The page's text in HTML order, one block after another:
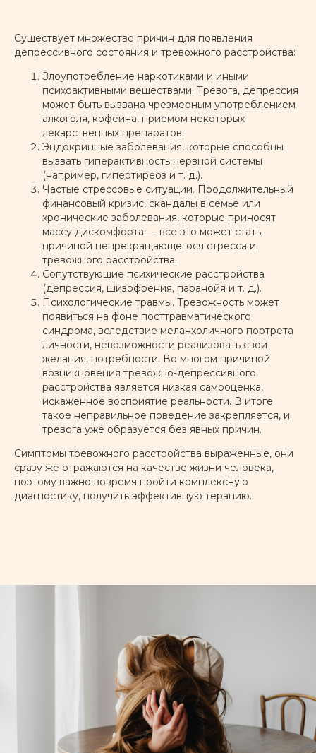
Существует множество причин для появления
депрессивного состояния и тревожного расстройства:
Злоупотребление наркотиками и иными
психоактивными веществами. Тревога, депрессия
может быть вызвана чрезмерным употреблением
алкоголя, кофеина, приемом некоторых
лекарственных препаратов.
Эндокринные заболевания, которые способны
вызвать гиперактивность нервной системы
(например, гипертиреоз и т. д.).
Частые стрессовые ситуации. Продолжительный
финансовый кризис, скандалы в семье или
хронические заболевания, которые приносят
массу дискомфорта — все это может стать
причиной непрекращающегося стресса и
тревожного расстройства.
Сопутствующие психические расстройства
(депрессия, шизофрения, паранойя и т. д.).
Психологические травмы. Тревожность может
появиться на фоне посттравматического
синдрома, вследствие меланхоличного портрета
личности, невозможности реализовать свои
желания, потребности. Во многом причиной
возникновения тревожно-депрессивного
расстройства является низкая самооценка,
искаженное восприятие реальности. В итоге
такое неправильное поведение закрепляется, и
тревога уже образуется без явных причин.
Симптомы тревожного расстройства выраженные, они
сразу же отражаются на качестве жизни человека,
поэтому важно вовремя пройти комплексную
диагностику, получить эффективную терапию.